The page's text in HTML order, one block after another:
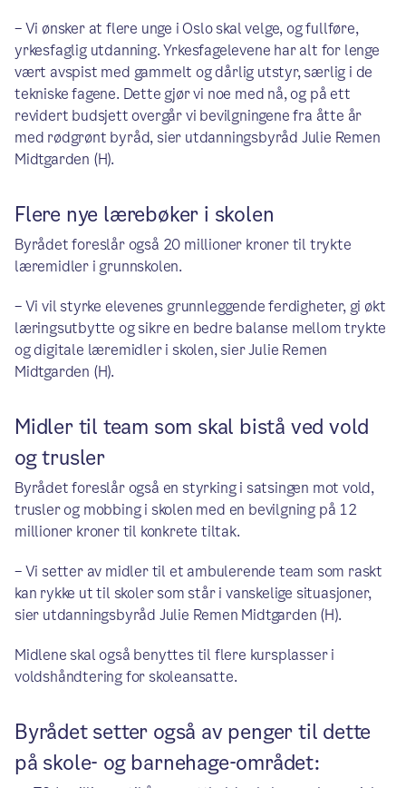
– Vi ønsker at flere unge i Oslo skal velge, og fullføre,
yrkesfaglig utdanning. Yrkesfagelevene har alt for lenge
vært avspist med gammelt og dårlig utstyr, særlig i de
tekniske fagene. Dette gjør vi noe med nå, og på ett
revidert budsjett overgår vi bevilgningene fra åtte år
med rødgrønt byråd, sier utdanningsbyråd Julie Remen
Midtgarden (H).
Flere nye lærebøker i skolen
Byrådet foreslår også 20 millioner kroner til trykte
læremidler i grunnskolen.
– Vi vil styrke elevenes grunnleggende ferdigheter, gi økt
læringsutbytte og sikre en bedre balanse mellom trykte
og digitale læremidler i skolen, sier Julie Remen
Midtgarden (H).
Midler til team som skal bistå ved vold
og trusler
Byrådet foreslår også en styrking i satsingen mot vold,
trusler og mobbing i skolen med en bevilgning på 12
millioner kroner til konkrete tiltak.
– Vi setter av midler til et ambulerende team som raskt
kan rykke ut til skoler som står i vanskelige situasjoner,
sier utdanningsbyråd Julie Remen Midtgarden (H).
Midlene skal også benyttes til flere kursplasser i
voldshåndtering for skoleansatte.
Byrådet setter også av penger til dette
på skole- og barnehage-området: